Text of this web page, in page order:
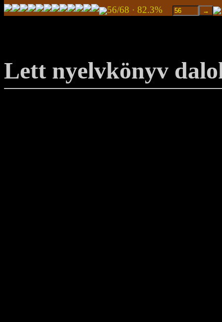
56/68 · 82.3%
Lett nyelvkönyv